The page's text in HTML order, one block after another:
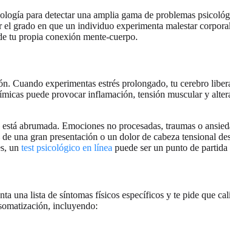
para detectar una amplia gama de problemas
grado en que un individuo experimenta malestar
tu propia conexión mente-cuerpo.
Cuando experimentas estrés prolongado, tu cerebro
puede provocar inflamación, tensión muscular y
abrumada. Emociones no procesadas, traumas o
una gran presentación o un dolor de cabeza tensional
un test psicológico en línea puede ser un punto de partida
una lista de síntomas físicos específicos y te pide que
incluyendo: